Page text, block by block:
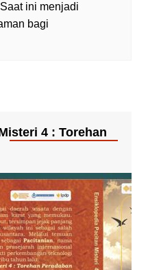
ini menjadi
bagi
4 : Torehan